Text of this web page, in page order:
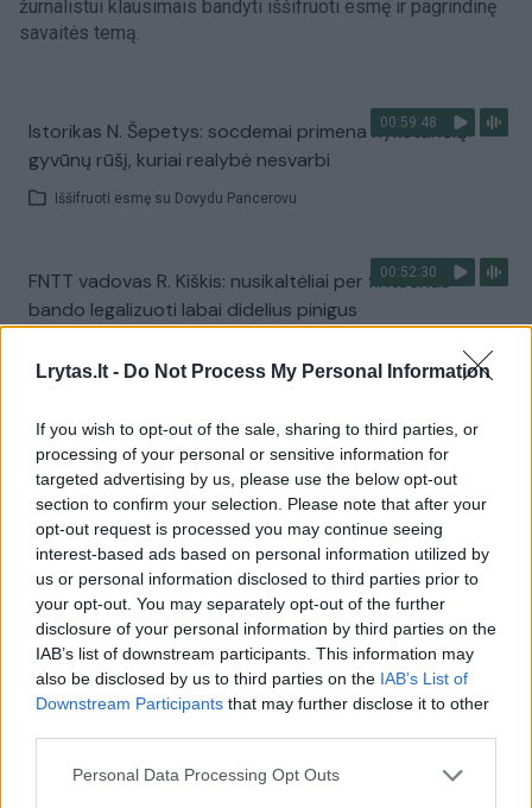
Lrytas.lt - Do Not Process My Personal Information
If you wish to opt-out of the sale, sharing to third parties, or
processing of your personal or sensitive information for
targeted advertising by us, please use the below opt-out
section to confirm your selection. Please note that after your
opt-out request is processed you may continue seeing
interest-based ads based on personal information utilized by
us or personal information disclosed to third parties prior to
your opt-out. You may separately opt-out of the further
disclosure of your personal information by third parties on the
IAB’s list of downstream participants. This information may
also be disclosed by us to third parties on the IAB’s List of
Downstream Participants that may further disclose it to other
Personal Data Processing Opt Outs
žurnalistui klausimais bandyti iššifruoti esmę ir pagrindinę
savaitės temą.
00:59:48
Istorikas N. Šepetys: socdemai primena nykstančią
gyvūnų rūšį, kuriai realybė nesvarbi
Iššifruoti esmę su Dovydu Pancerovu
00:52:30
FNTT vadovas R. Kiškis: nusikaltėliai per fintechus
bando legalizuoti labai didelius pinigus
00:46:12
A. Armonaitė perfrazavo Š. Jasikevičių: mūsų valstybė
ima atsilikti, nes nejuda į priekį
Iššifruoti esmę su Dovydu Pancerovu
00:44:38
Buvęs VSD pareigūnas T. Gailius: sunku patikėti, kad G.
Nausėda nežinojo apie duomenų vagystę
Iššifruoti esmę su Dovydu Pancerovu